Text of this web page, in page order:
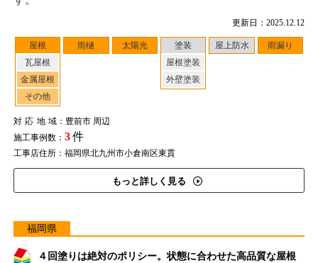
更新日：2025.12.12
屋根
瓦屋根
金属屋根
その他
雨樋 太陽光
塗装
屋根塗装
外壁塗装
屋上防水 雨漏り
対応地域：豊前市 周辺
施工事例数： 3件
工事店住所：福岡県北九州市小倉南区東貫
もっと詳しく見る
福岡県
４回塗りは絶対のポリシー。状態に合わせた高品質な屋根